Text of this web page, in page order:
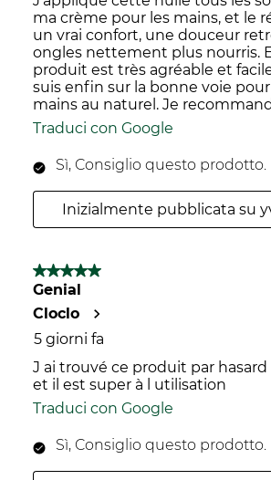
ma crème pour les mains, et le
un vrai confort, une douceur
ongles nettement plus nourris.
produit est très agréable et facile
suis enfin sur la bonne voie
mains au naturel. Je
Traduci con Google
Sì, Consiglio questo prodotto.
Inizialmente pubblicata su
5 su 5 stelle.
Genial
Cloclo
5 giorni fa
J ai trouvé ce produit par
et il est super à l utilisation
Traduci con Google
Sì, Consiglio questo prodotto.